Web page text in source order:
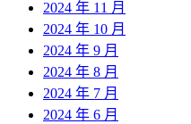
2024 年 11 月
2024 年 10 月
2024 年 9 月
2024 年 8 月
2024 年 7 月
2024 年 6 月